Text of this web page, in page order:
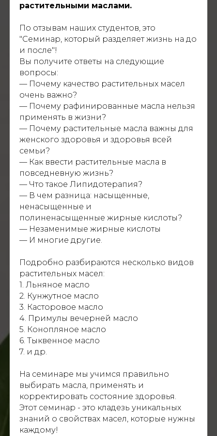
растительными маслами.
По отзывам наших студентов, это
"Семинар, который разделяет жизнь на до
и после"!
Вы получите ответы на следующие
вопросы:
— Почему качество растительных масел
очень важно?
— Почему рафинированные масла нельзя
применять в жизни?
— Почему растительные масла важны для
женского здоровья и здоровья всей
семьи?
— Как ввести растительные масла в
повседневную жизнь?
— Что такое Липидотерапия?
— В чем разница: насыщенные,
ненасыщенные и
полиненасыщенные жирные кислоты?
— Незаменимые жирные кислоты
— И многие другие.
Подробно разбираются несколько видов
растительных масел:
1. Льняное масло
2. Кунжутное масло
3. Касторовое масло
4. Примулы вечерней масло
5. Конопляное масло
6. Тыквенное масло
7. и др.
На семинаре мы учимся правильно
выбирать масла, применять и
корректировать состояние здоровья.
Этот семинар - это кладезь уникальных
знаний о свойствах масел, которые нужны
каждому!